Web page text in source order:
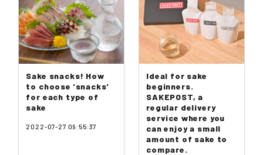
Sake snacks! How
to choose 'snacks'
for each type of
sake
2022-07-27 09:55:37
Ideal for sake
beginners.
SAKEPOST, a
regular delivery
service where you
can enjoy a small
amount of sake to
compare.